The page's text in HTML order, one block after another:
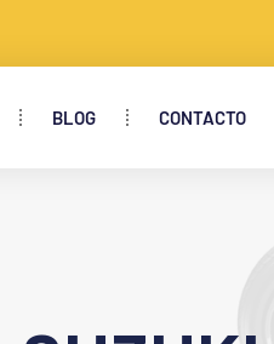
BLOG CONTACTO